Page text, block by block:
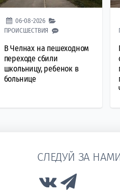
06-08-2026
ПРОИСШЕСТВИЯ
В Челнах на пешеходном
переходе сбили
школьницу, ребенок в
больнице
СЛЕДУЙ ЗА
Link to Vk